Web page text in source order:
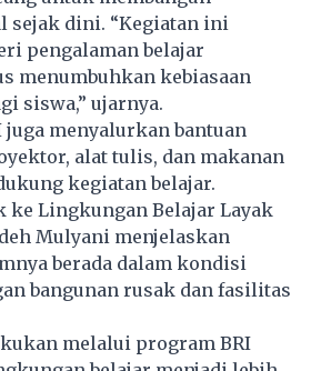
sejak dini. “Kegiatan ini
pengalaman belajar
menumbuhkan kebiasaan
siswa,” ujarnya.
juga menyalurkan bantuan
alat tulis, dan makanan
kegiatan belajar.
ke Lingkungan Belajar Layak
Mulyani menjelaskan
berada dalam kondisi
bangunan rusak dan fasilitas
melalui program BRI